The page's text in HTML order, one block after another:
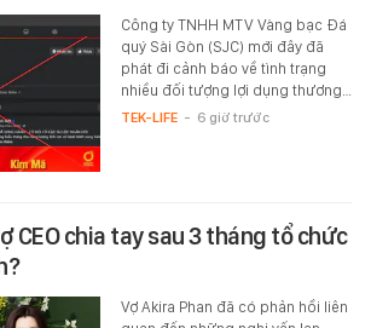
Công ty TNHH MTV Vàng bạc Đá
quý Sài Gòn (SJC) mới đây đã
phát đi cảnh báo về tình trạng
nhiều đối tượng lợi dụng thương…
TEK-LIFE - 6 giờ trước
CEO chia tay sau 3 tháng tổ chức
Vợ Akira Phan đã có phản hồi liên